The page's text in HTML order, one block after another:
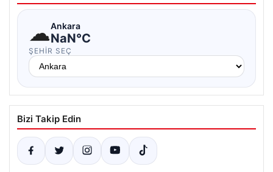
☁Ankara
NaN°C
ŞEHIR SEÇ
Bizi Takip Edin